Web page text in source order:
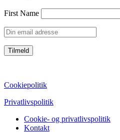
First Name
Cookiepolitik
Privatlivspolitik
Cookie- og privatlivspolitik
Kontakt